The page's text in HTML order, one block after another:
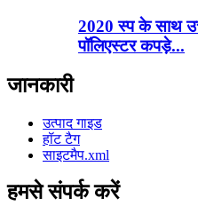
2020 स्प के साथ
पॉलिएस्टर कपड़े...
जानकारी
उत्पाद गाइड
हॉट टैग
साइटमैप.xml
हमसे संपर्क करें